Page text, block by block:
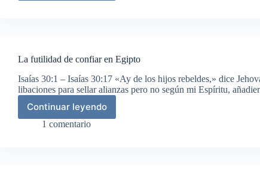
La futilidad de confiar en Egipto
Isaías 30:1 – Isaías 30:17 «Ay de los hijos rebeldes,» dice
libaciones para sellar alianzas pero no según mi Espíritu,
Continuar leyendo
La
futilidad
1 comentario